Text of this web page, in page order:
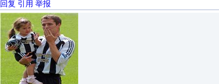
回复 引用 举报